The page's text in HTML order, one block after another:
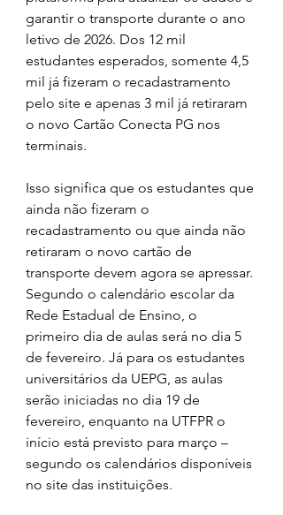
garantir o transporte durante o ano
letivo de 2026. Dos 12 mil
estudantes esperados, somente 4,5
mil já fizeram o recadastramento
pelo site e apenas 3 mil já retiraram
o novo Cartão Conecta PG nos
terminais.
Isso significa que os estudantes que
ainda não fizeram o
recadastramento ou que ainda não
retiraram o novo cartão de
transporte devem agora se apressar.
Segundo o calendário escolar da
Rede Estadual de Ensino, o
primeiro dia de aulas será no dia 5
de fevereiro. Já para os estudantes
universitários da UEPG, as aulas
serão iniciadas no dia 19 de
fevereiro, enquanto na UTFPR o
início está previsto para março –
segundo os calendários disponíveis
no site das instituições.